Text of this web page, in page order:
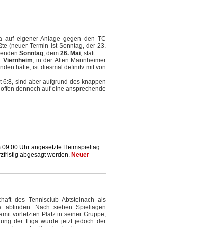
auf eigener Anlage gegen den TC
(neuer Termin ist Sonntag, der 23.
Sonntag, dem 26. Mai, statt.
Viernheim, in der Alten Mannheimer
hätte, ist diesmal definitv mit von
6:8, sind aber aufgrund des knappen
dennoch auf eine ansprechende
Uhr angesetzte Heimspieltag
abgesagt werden. Neuer
des Tennisclub Abtsteinach als
abfinden. Nach sieben Spieltagen
vorletzten Platz in seiner Gruppe,
der Liga wurde jetzt jedoch der